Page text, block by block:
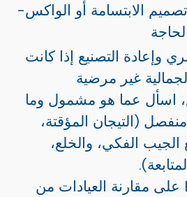
الابتسامة أو الواكس-
وإعادة التصنيع إذا كانت
غير مرضية
اسأل عما هو مشمول وما
(التيجان المؤقتة،
الفكي، والخلع،
تساعدك HealRoad على مقارنة العيادات من